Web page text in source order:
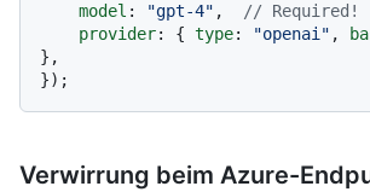
model : "gpt-4" , // Required!
provider: { type: "openai" ,
},
Verwirrung beim Azure-